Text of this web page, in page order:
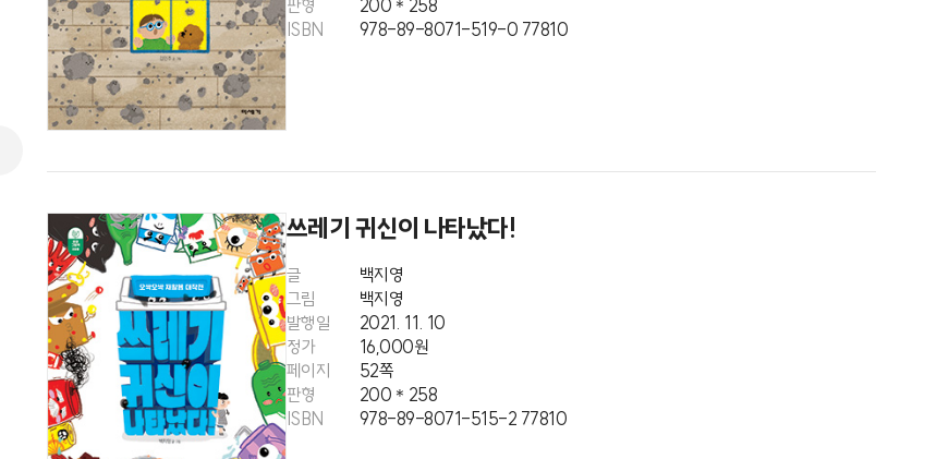
판형
200＊258
ISBN
978-89-8071-519-0 77810
쓰레기 귀신이 나타났다!
글
백지영
그림
백지영
발행일
2021. 11. 10
정가
16,000원
페이지
52쪽
판형
200＊258
ISBN
978-89-8071-515-2 77810